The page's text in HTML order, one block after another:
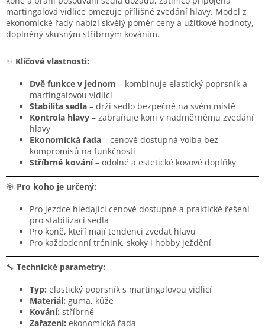
martingalová vidlice omezuje přílišné zvedání hlavy. Model z
ekonomické řady nabízí skvělý poměr ceny a užitkové hodnoty,
doplněný vkusným stříbrným kováním.
✨ Klíčové vlastnosti:
Dvě funkce v jednom – kombinuje elastický poprsník a
martingalovou vidlici
Stabilita sedla – drží sedlo bezpečně na svém místě
Kontrola hlavy – zabraňuje koni v nadměrnému zvedání
hlavy
Ekonomická řada – cenově dostupná volba bez
kompromisů na funkčnosti
Stříbrné kování – odolné a estetické kovové doplňky
🎯 Pro koho je určený:
Pro jezdce hledající cenově dostupné a praktické řešení
pro stabilizaci sedla
Pro koně, kteří mají tendenci zvedat hlavu
Pro každodenní trénink, skoky i hobby ježdění
🔧 Technické parametry:
Typ: elastický poprsník s martingalovou vidlicí
Materiál: guma, kůže
Kování: stříbrné
Zařazení: ekonomická řada